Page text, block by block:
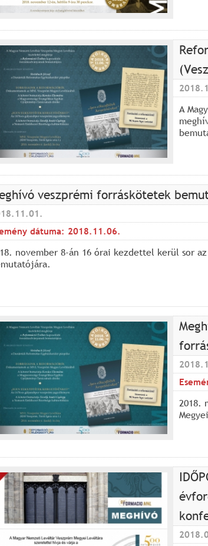
A
veszprémi forráskötetek
dátuma: 2018.11.06.
november 8-án 16 órai kezdettel kerül sor
2018.